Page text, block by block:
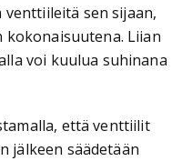
sen sijaan,
Liian
voi kuulua suhinana
että venttiilit
jälkeen säädetään